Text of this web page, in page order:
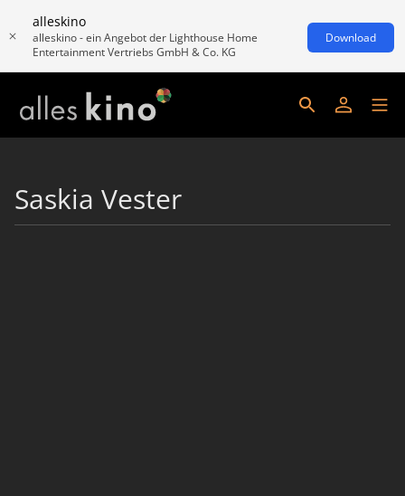
alleskino
alleskino - ein Angebot der Lighthouse Home
Entertainment Vertriebs GmbH & Co. KG
Download
Saskia Vester